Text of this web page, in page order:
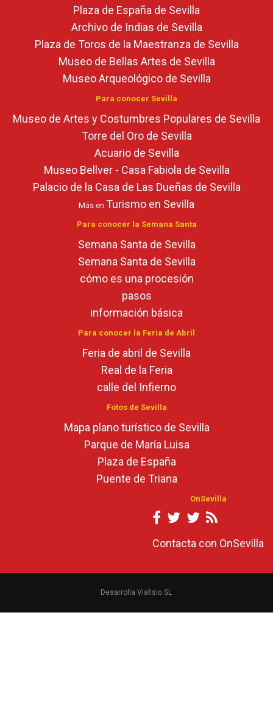
Plaza de España de Sevilla
Archivo de Indias de Sevilla
Plaza de Toros de la Maestranza de Sevilla
Museo de Bellas Artes de Sevilla
Museo Arqueológico de Sevilla
Para conocer Sevilla
Museo de Artes y Costumbres Populares de Sevilla
Torre del Oro de Sevilla
Acuario de Sevilla
Museo Bellver - Casa Fabiola de Sevilla
Palacio de la Casa de Las Dueñas de Sevilla
Más en Turismo en Sevilla
Para conocer la Semana Santa
Semana Santa de Sevilla
Semana Santa de Sevilla
cómo es una procesión
pasos
información básica
Para conocer la Feria de Abril
Feria de abril de Sevilla
Real de la Feria
calle del Infierno
Fotos de Sevilla
Mapa plano turístico de Sevilla
Parque de María Luisa
Plaza de España
Puente de Triana
OnSevilla
Contacta con OnSevilla
Desarrolla Viafisio SL